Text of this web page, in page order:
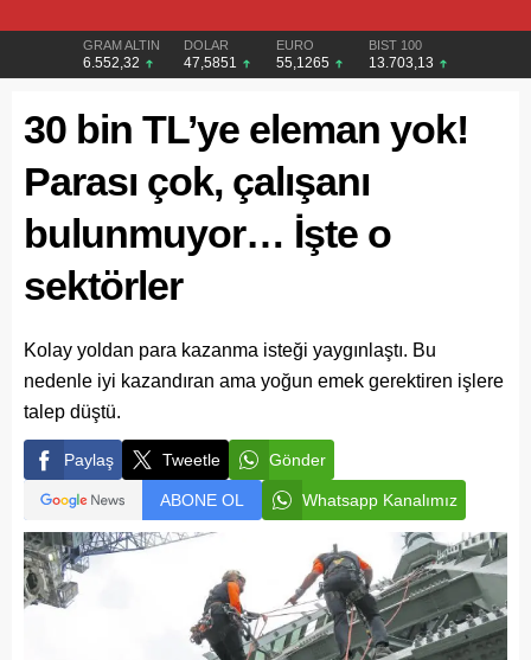
GRAM ALTIN
6.552,32
DOLAR
47,5851
EURO
55,1265
BIST 100
13.703,13
30 bin TL’ye eleman yok!
Parası çok, çalışanı
bulunmuyor… İşte o
sektörler
Kolay yoldan para kazanma isteği yaygınlaştı. Bu
nedenle iyi kazandıran ama yoğun emek gerektiren işlere
talep düştü.
Paylaş Tweetle Gönder
ABONE OL Whatsapp Kanalımız